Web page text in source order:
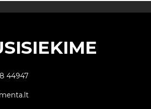
44947